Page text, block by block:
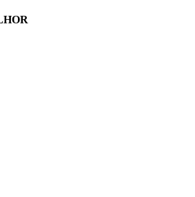
ser preocupante, porque cresceu menos.
prática. Apesar da
técnica e
ainda é difícil.
continuam perdidos
listas de espera e